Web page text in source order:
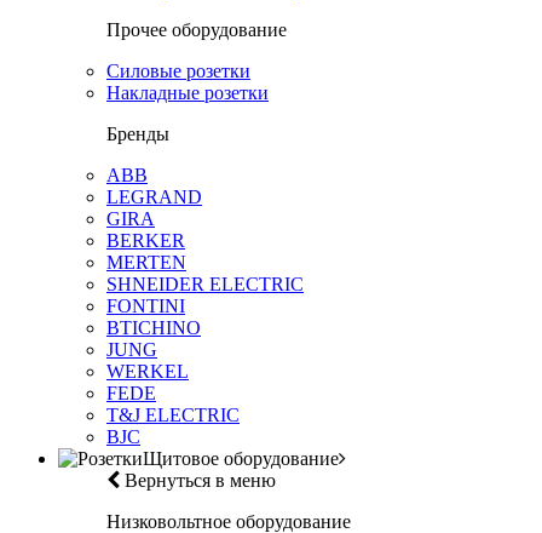
Прочее оборудование
Силовые розетки
Накладные розетки
Бренды
ABB
LEGRAND
GIRA
BERKER
MERTEN
SHNEIDER ELECTRIC
FONTINI
BTICHINO
JUNG
WERKEL
FEDE
T&J ELECTRIC
BJC
Щитовое оборудование
Вернуться в меню
Низковольтное оборудование